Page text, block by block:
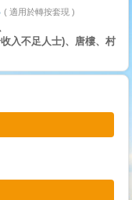
適用於轉按套現
入不足人士)、唐樓、村